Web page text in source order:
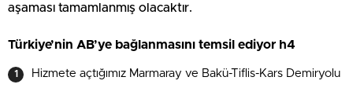
aşaması tamamlanmış olacaktır.
Türkiye’nin AB’ye bağlanmasını temsil ediyor h4
Hizmete açtığımız Marmaray ve Bakü-Tiflis-Kars Demiryolu